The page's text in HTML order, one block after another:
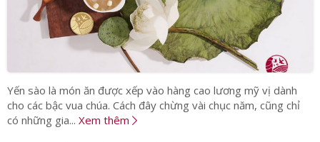
Yến sào là món ăn được xếp vào hàng cao lương mỹ vị dành
cho các bậc vua chúa. Cách đây chừng vài chục năm, cũng chỉ
có những gia... Xem thêm